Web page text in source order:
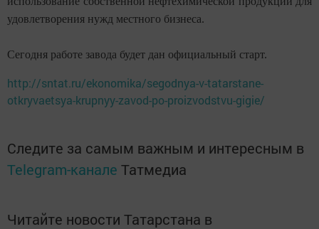
удовлетворения нужд местного бизнеса.
Сегодня работе завода будет дан официальный старт.
http://sntat.ru/ekonomika/segodnya-v-tatarstane-
otkryvaetsya-krupnyy-zavod-po-proizvodstvu-gigie/
Следите за самым важным и интересным в
Telegram-канале Татмедиа
Читайте новости Татарстана в